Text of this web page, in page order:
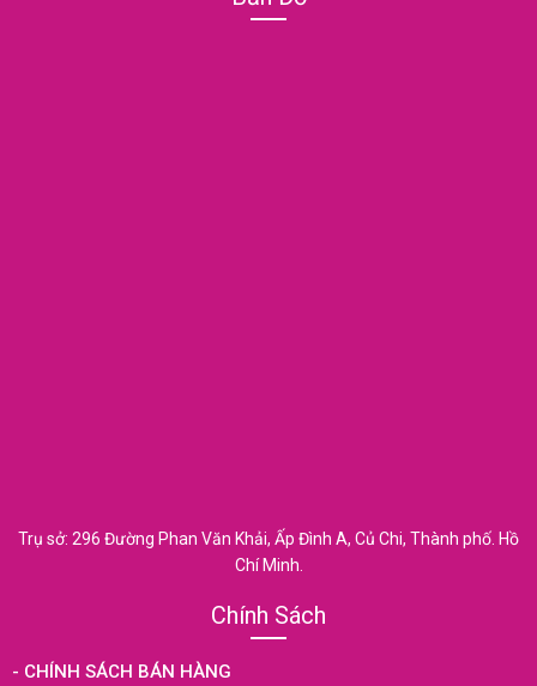
Chính Sách
- CHÍNH SÁCH BÁN HÀNG
Trụ sở: 296 Đường Phan Văn Khải, Ấp Đình A, Củ Chi, Thành phố. Hồ
Chí Minh.